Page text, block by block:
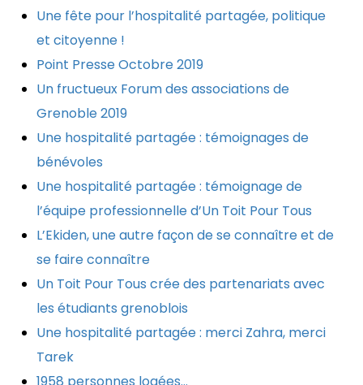
Une fête pour l’hospitalité partagée, politique
et citoyenne !
Point Presse Octobre 2019
Un fructueux Forum des associations de
Grenoble 2019
Une hospitalité partagée : témoignages de
bénévoles
Une hospitalité partagée : témoignage de
l’équipe professionnelle d’Un Toit Pour Tous
L’Ekiden, une autre façon de se connaître et de
se faire connaître
Un Toit Pour Tous crée des partenariats avec
les étudiants grenoblois
Une hospitalité partagée : merci Zahra, merci
Tarek